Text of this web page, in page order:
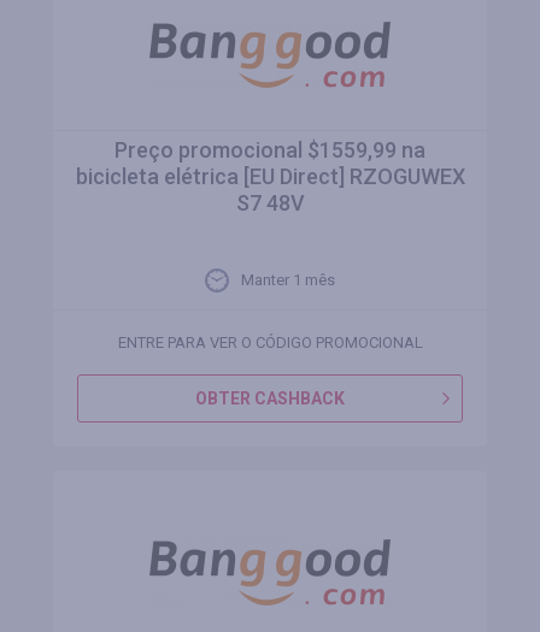
Preço promocional $1559,99 na
bicicleta elétrica [EU Direct] RZOGUWEX
S7 48V
Manter 1 mês
ENTRE PARA VER O CÓDIGO PROMOCIONAL
OBTER CASHBACK